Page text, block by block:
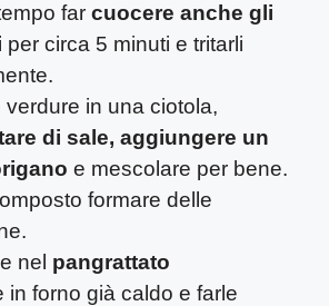
far cuocere anche gli
per circa 5 minuti e tritarli
verdure in una ciotola,
di sale, aggiungere un
e mescolare per bene.
formare delle
nel pangrattato
in forno già caldo e farle